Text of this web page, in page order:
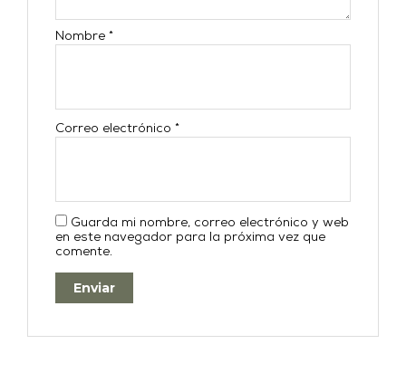
Nombre*
Correo electrónico*
Guarda mi nombre, correo electrónico y web
en este navegador para la próxima vez que
comente.